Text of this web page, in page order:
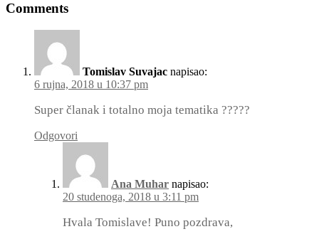
Comments
Tomislav Suvajac napisao:
6 rujna, 2018 u 10:37 pm
Super članak i totalno moja tematika ?????
Odgovori
Ana Muhar napisao:
20 studenoga, 2018 u 3:11 pm
Hvala Tomislave! Puno pozdrava,